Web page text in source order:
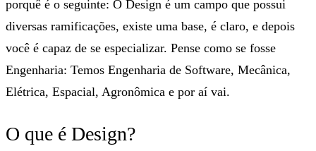
porquê é o seguinte: O Design é um campo que possui
diversas ramificações, existe uma base, é claro, e depois
você é capaz de se especializar. Pense como se fosse
Engenharia: Temos Engenharia de Software, Mecânica,
Elétrica, Espacial, Agronômica e por aí vai.
O que é Design?